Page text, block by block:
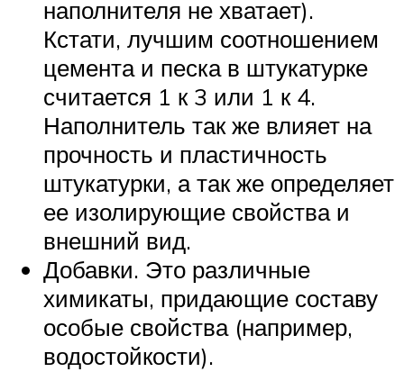
наполнителя не хватает).
Кстати, лучшим соотношением
цемента и песка в штукатурке
считается 1 к 3 или 1 к 4.
Наполнитель так же влияет на
прочность и пластичность
штукатурки, а так же определяет
ее изолирующие свойства и
внешний вид.
Добавки. Это различные
химикаты, придающие составу
особые свойства (например,
водостойкости).